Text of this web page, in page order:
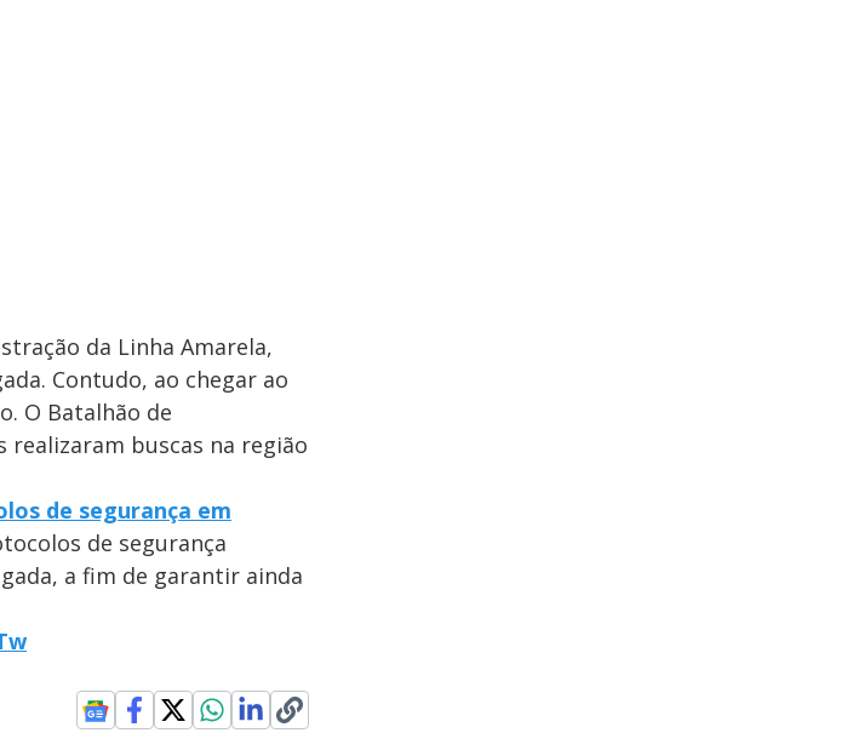
da Linha Amarela,
Contudo, ao chegar ao
O Batalhão de
realizaram buscas na região
de segurança em
de segurança
a fim de garantir ainda